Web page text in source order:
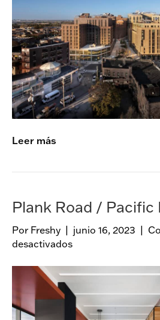
k
a
w
a
V
i
e
Leer más
Plank Road / Pacific
Por Freshy junio 16, 2023
desactivados
P
a
n